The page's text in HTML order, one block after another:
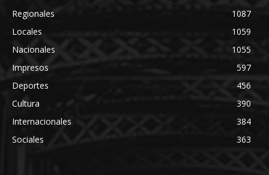
Regionales
1087
Locales
1059
Nacionales
1055
Impresos
597
Deportes
456
Cultura
390
Internacionales
384
Sociales
363